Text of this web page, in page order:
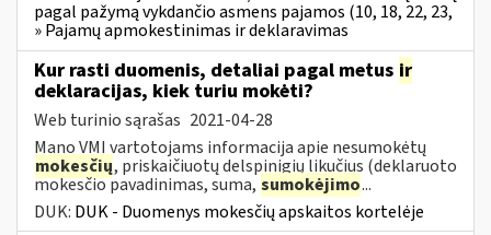
pagal pažymą vykdančio asmens pajamos (10, 18, 22, 23,
» Pajamų apmokestinimas ir deklaravimas
Kur rasti duomenis, detaliai pagal metus ir
deklaracijas, kiek turiu mokėti?
Web turinio sąrašas 2021-04-28
Mano VMI vartotojams informacija apie nesumokėtų
mokesčių, priskaičiuotų delspinigių likučius (deklaruoto
mokesčio pavadinimas, suma, sumokėjimo...
DUK: DUK - Duomenys mokesčių apskaitos kortelėje